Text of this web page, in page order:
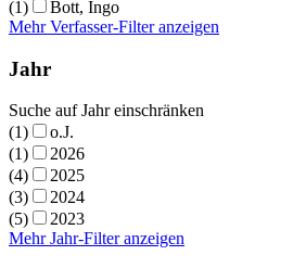
(1)
Bott, Ingo
Mehr Verfasser-Filter anzeigen
Jahr
Suche auf Jahr einschränken
(1)
o.J.
(1)
2026
(4)
2025
(3)
2024
(5)
2023
Mehr Jahr-Filter anzeigen